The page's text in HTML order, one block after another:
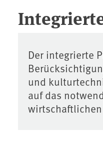
Der integrierte
und
auf das